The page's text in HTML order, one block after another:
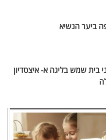
ביער הנשיא
בית שמש בליגה א- איצטדיון